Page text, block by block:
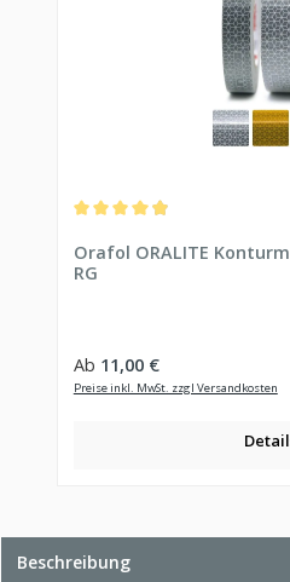
Orafol ORALITE
RG
Regulärer Preis:
Ab 11,00 €
Preise inkl. MwSt. zzgl Versandkosten
Beschreibung